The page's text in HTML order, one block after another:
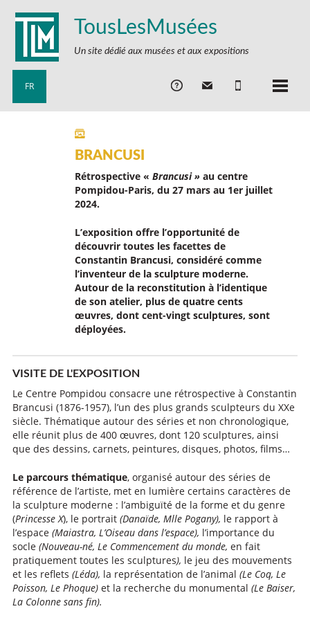
TousLesMusées
Un site dédié aux musées et aux expositions
FR
BRANCUSI
Rétrospective « Brancusi » au centre
Pompidou-Paris, du 27 mars au 1er juillet
2024.
L’exposition offre l’opportunité de
découvrir toutes les facettes de
Constantin Brancusi, considéré comme
l’inventeur de la sculpture moderne.
Autour de la reconstitution à l’identique
de son atelier, plus de quatre cents
œuvres, dont cent-vingt sculptures, sont
déployées.
VISITE DE L'EXPOSITION
Le Centre Pompidou consacre une rétrospective à Constantin
Brancusi (1876-1957), l’un des plus grands sculpteurs du XXe
siècle. Thématique autour des séries et non chronologique,
elle réunit plus de 400 œuvres, dont 120 sculptures, ainsi
que des dessins, carnets, peintures, disques, photos, films…
Le parcours thématique, organisé autour des séries de
référence de l’artiste, met en lumière certains caractères de
la sculpture moderne : l’ambiguïté de la forme et du genre
(Princesse X), le portrait (Danaïde, Mlle Pogany), le rapport à
l’espace (Maiastra, L’Oiseau dans l’espace), l’importance du
socle (Nouveau-né, Le Commencement du monde, en fait
pratiquement toutes les sculptures), le jeu des mouvements
et les reﬂets (Léda), la représentation de l’animal (Le Coq, Le
Poisson, Le Phoque) et la recherche du monumental (Le Baiser,
La Colonne sans ﬁn).